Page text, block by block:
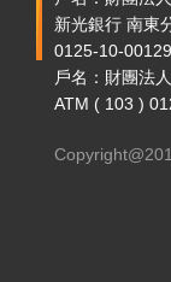
新光銀行 南東
0125-10-
戶名：財團法
ATM ( 103 )